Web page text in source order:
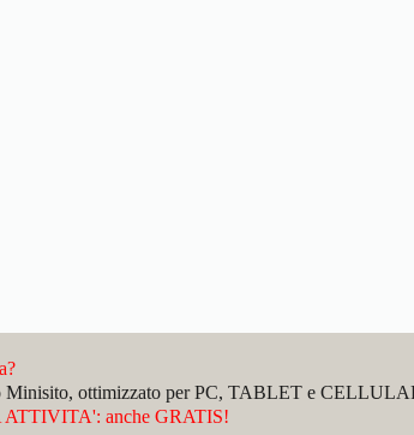
Minisito, ottimizzato per PC, TABLET e
anche GRATIS!